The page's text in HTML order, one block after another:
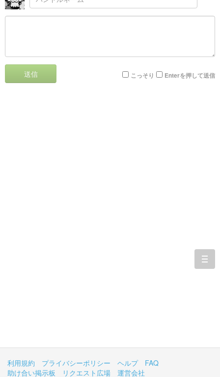
送信 こっそり Enterを押して送信
利用規約 プライバシーポリシー ヘルプ
FAQ
助け合い掲示板
リクエスト広場 運営会社